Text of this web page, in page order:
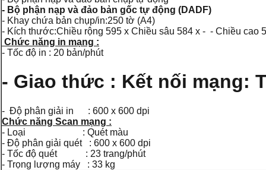
- Bộ phận nạp và đảo bản gốc tự động (DADF)
- Khay chứa bản chụp/in:250 tờ (A4)
- Kích thước:Chiều rộng 595 x Chiều sâu 584 x - - Chiều cao
Chức năng in mạng :
- Tốc độ in : 20 bản/phút
- Giao thức : Kết nối mạng:
- Độ phân giải in : 600 x 600 dpi
Chức năng Scan mạng :
- Loại : Quét màu
- Độ phân giải quét : 600 x 600 dpi
- Tốc độ quét : 23 trang/phút
- Trọng lượng máy : 33 kg